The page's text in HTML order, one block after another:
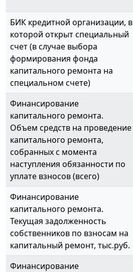
БИК кредитной организации, в
которой открыт специальный
счет (в случае выбора
формирования фонда
капитального ремонта на
специальном счете)
Финансирование
капитального ремонта.
Объем средств на проведение
капитального ремонта,
собранных с момента
наступления обязанности по
уплате взносов (всего)
Финансирование
капитального ремонта.
Текущая задолженность
собственников по взносам на
капитальный ремонт, тыс.руб.
Финансирование